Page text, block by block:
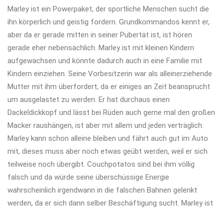
Marley ist ein Powerpaket, der sportliche Menschen sucht die
ihn körperlich und geistig fordern. Grundkommandos kennt er,
aber da er gerade mitten in seiner Pubertät ist, ist hören
gerade eher nebensächlich. Marley ist mit kleinen Kindern
aufgewachsen und könnte dadurch auch in eine Familie mit
Kindern einziehen. Seine Vorbesitzerin war als alleinerziehende
Mutter mit ihm überfordert, da er einiges an Zeit beansprucht
um ausgelastet zu werden. Er hat durchaus einen
Dackeldickkopf und lässt bei Rüden auch gerne mal den großen
Macker raushängen, ist aber mit allem und jeden verträglich.
Marley kann schon alleine bleiben und fährt auch gut im Auto
mit, dieses muss aber noch etwas geübt werden, weil er sich
teilweise noch übergibt. Couchpotatos sind bei ihm völlig
falsch und da würde seine überschüssige Energie
wahrscheinlich irgendwann in die falschen Bahnen gelenkt
werden, da er sich dann selber Beschäftigung sucht. Marley ist